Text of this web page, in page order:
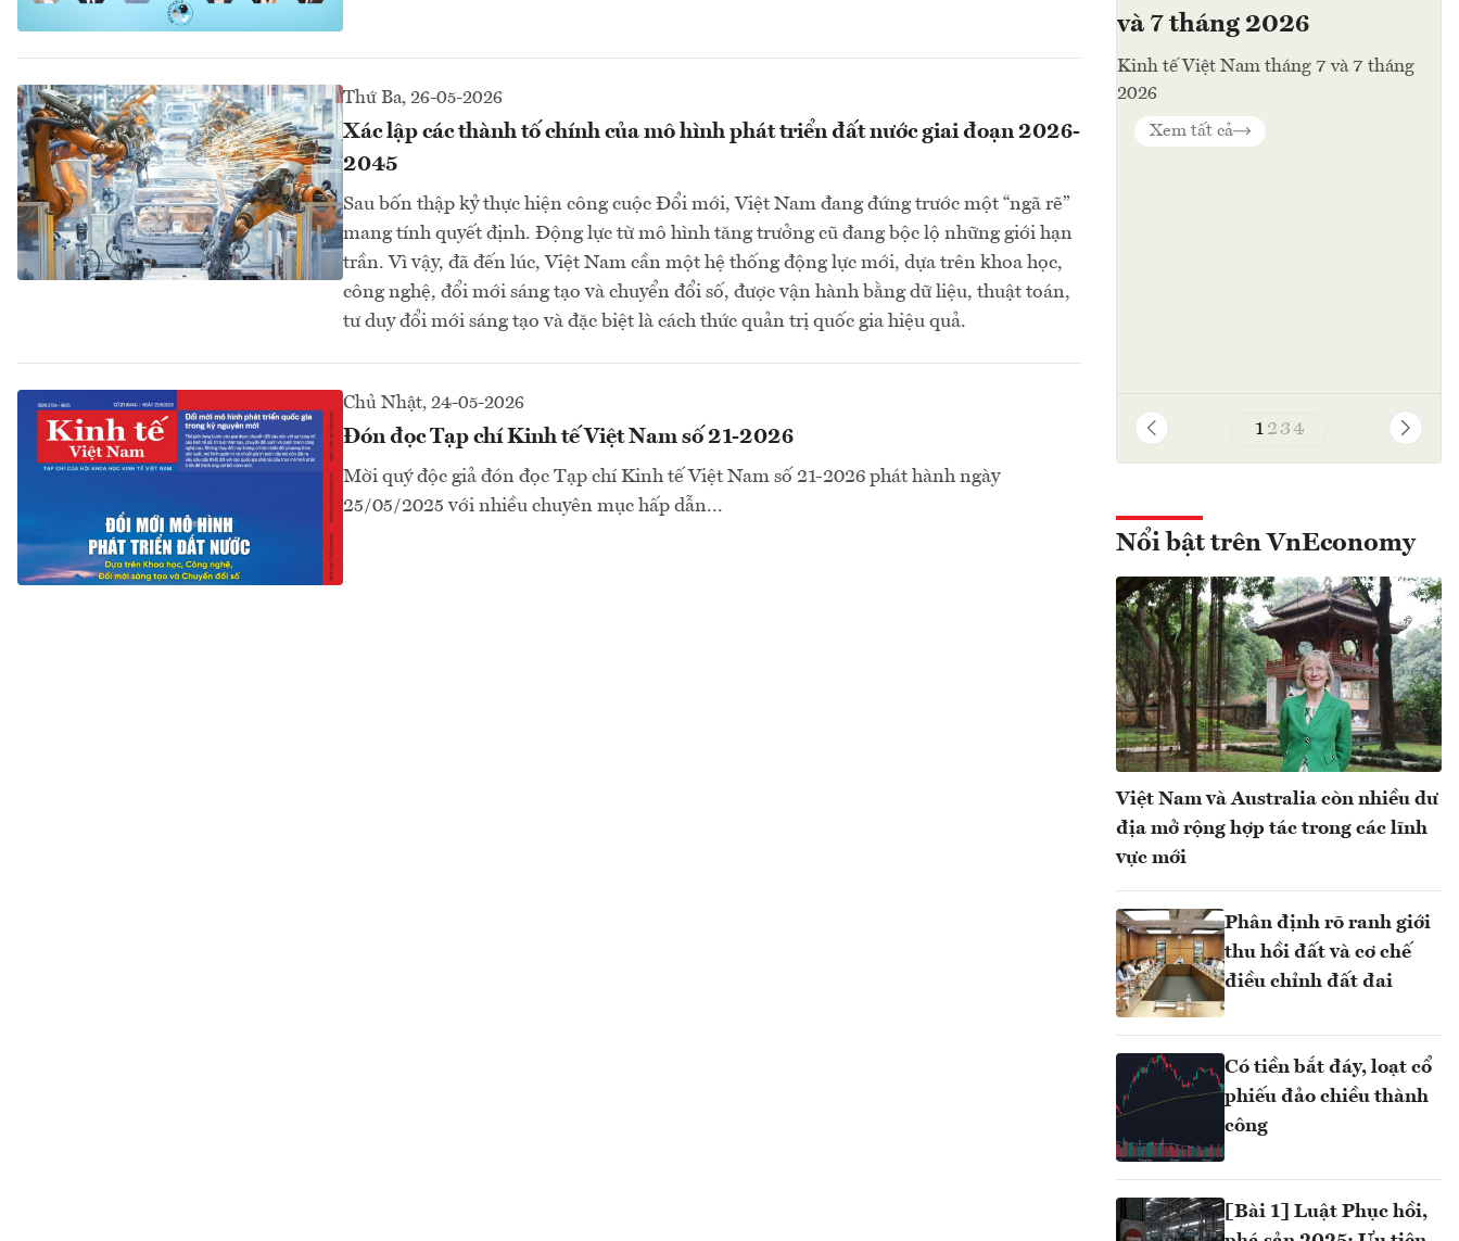
Thứ Ba, 26-05-2026
Xác lập các thành tố chính của mô hình phát triển đất nước giai đoạn 2026-
2045
Sau bốn thập kỷ thực hiện công cuộc Đổi mới, Việt Nam đang đứng trước một “ngã rẽ”
mang tính quyết định. Động lực từ mô hình tăng trưởng cũ đang bộc lộ những giới hạn
trần. Vì vậy, đã đến lúc, Việt Nam cần một hệ thống động lực mới, dựa trên khoa học,
công nghệ, đổi mới sáng tạo và chuyển đổi số, được vận hành bằng dữ liệu, thuật toán,
tư duy đổi mới sáng tạo và đặc biệt là cách thức quản trị quốc gia hiệu quả.
Chủ Nhật, 24-05-2026
Đón đọc Tạp chí Kinh tế Việt Nam số 21-2026
Mời quý độc giả đón đọc Tạp chí Kinh tế Việt Nam số 21-2026 phát hành ngày
25/05/2025 với nhiều chuyên mục hấp dẫn...
và 7 tháng 2026
Kinh tế Việt Nam tháng 7 và 7 tháng
2026
Xem tất cả
1 23 4
Nổi bật trên VnEconomy
Việt Nam và Australia còn nhiều dư
địa mở rộng hợp tác trong các lĩnh
vực mới
Phân định rõ ranh giới
thu hồi đất và cơ chế
điều chỉnh đất đai
Có tiền bắt đáy, loạt cổ
phiếu đảo chiều thành
công
[Bài 1] Luật Phục hồi,